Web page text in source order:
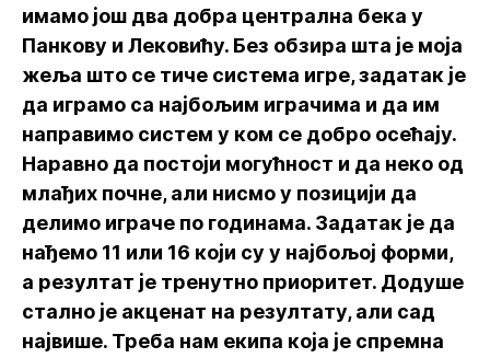
имамо још два добра централна бека у
Панкову и Лековићу. Без обзира шта је моја
жеља што се тиче система игре, задатак је
да играмо са најбољим играчима и да им
направимо систем у ком се добро осећају.
Наравно да постоји могућност и да неко од
млађих почне, али нисмо у позицији да
делимо играче по годинама. Задатак је да
нађемо 11 или 16 који су у најбољој форми,
а резултат је тренутно приоритет. Додуше
стално је акценат на резултату, али сад
највише. Треба нам екипа која је спремна